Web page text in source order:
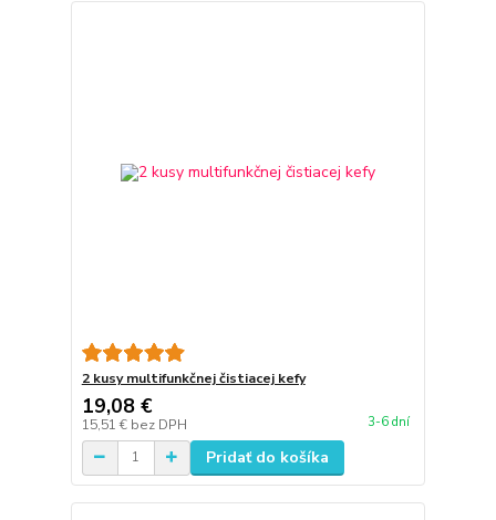
2 kusy multifunkčnej čistiacej kefy
19,08 €
15,51 € bez DPH 3-6 dní
Pridať do košíka